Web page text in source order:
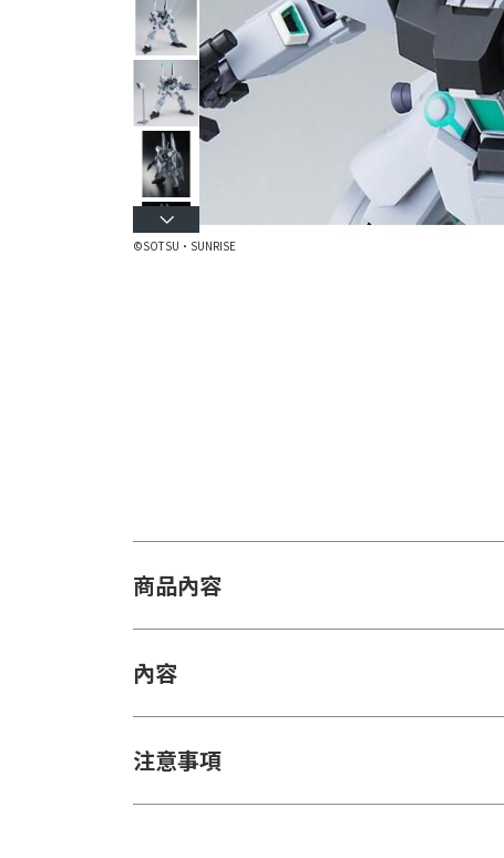
©SOTSU・SUNRISE
商品內容
內容
注意事項